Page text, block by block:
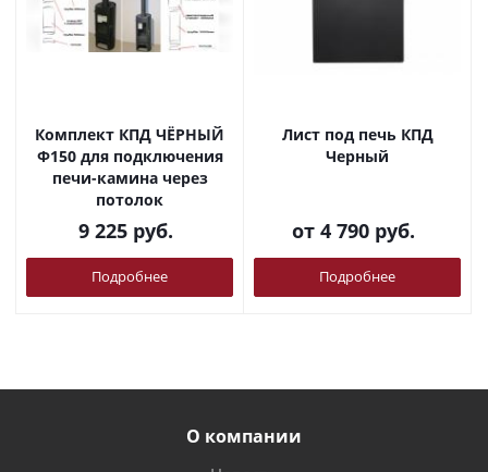
Комплект КПД ЧЁРНЫЙ
Ф150 для подключения
печи-камина через
потолок
9 225 руб.
Подробнее
Лист под печь КПД
Черный
от 4 790 руб.
Подробнее
О компании